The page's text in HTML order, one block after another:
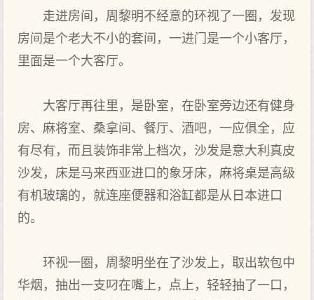
走进房间，周黎明不经意的环视了一圈，发现
房间是个老大不小的套间，一进门是一个小客厅，
里面是一个大客厅。
大客厅再往里，是卧室，在卧室旁边还有健身
房、麻将室、桑拿间、餐厅、酒吧，一应俱全，应
有尽有，而且装饰非常上档次，沙发是意大利真皮
沙发，床是马来西亚进口的象牙床，麻将桌是高级
有机玻璃的，就连座便器和浴缸都是从日本进口
的。
环视一圈，周黎明坐在了沙发上，取出软包中
华烟，抽出一支叼在嘴上，点上，轻轻抽了一口，